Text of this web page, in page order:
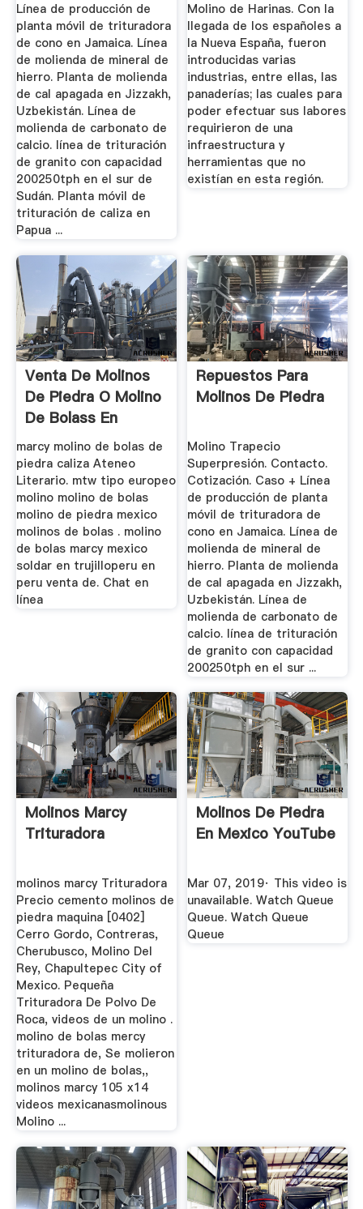
Línea de producción de
planta móvil de trituradora
de cono en Jamaica. Línea
de molienda de mineral de
hierro. Planta de molienda
de cal apagada en Jizzakh,
Uzbekistán. Línea de
molienda de carbonato de
calcio. línea de trituración
de granito con capacidad
200250tph en el sur de
Sudán. Planta móvil de
trituración de caliza en
Papua ...
Molino de Harinas. Con la
llegada de los españoles a
la Nueva España, fueron
introducidas varias
industrias, entre ellas, las
panaderías; las cuales para
poder efectuar sus labores
requirieron de una
infraestructura y
herramientas que no
existían en esta región.
Venta De Molinos
De Piedra O Molino
De Bolass En
Mexico
marcy molino de bolas de
piedra caliza Ateneo
Literario. mtw tipo europeo
molino molino de bolas
molino de piedra mexico
molinos de bolas . molino
de bolas marcy mexico
soldar en trujilloperu en
peru venta de. Chat en
línea
Repuestos Para
Molinos De Piedra
Molino Trapecio
Superpresión. Contacto.
Cotización. Caso + Línea
de producción de planta
móvil de trituradora de
cono en Jamaica. Línea de
molienda de mineral de
hierro. Planta de molienda
de cal apagada en Jizzakh,
Uzbekistán. Línea de
molienda de carbonato de
calcio. línea de trituración
de granito con capacidad
200250tph en el sur ...
Molinos Marcy
Trituradora
molinos marcy Trituradora
Precio cemento molinos de
piedra maquina [0402]
Cerro Gordo, Contreras,
Cherubusco, Molino Del
Rey, Chapultepec City of
Mexico. Pequeña
Trituradora De Polvo De
Roca, videos de un molino .
molino de bolas mercy
trituradora de, Se molieron
en un molino de bolas,,
molinos marcy 105 x14
videos mexicanasmolinous
Molino ...
Molinos De Piedra
En Mexico YouTube
Mar 07, 2019· This video is
unavailable. Watch Queue
Queue. Watch Queue
Queue